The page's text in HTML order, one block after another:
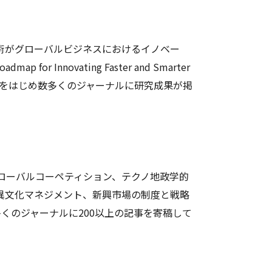
グローバルビジネスにおけるイノベー
for Innovating Faster and Smarter
じめ数多くのジャーナルに研究成果が掲
バルコーペティション、テクノ地政学的
化マネジメント、新興市場の制度と戦略
のジャーナルに200以上の記事を寄稿して